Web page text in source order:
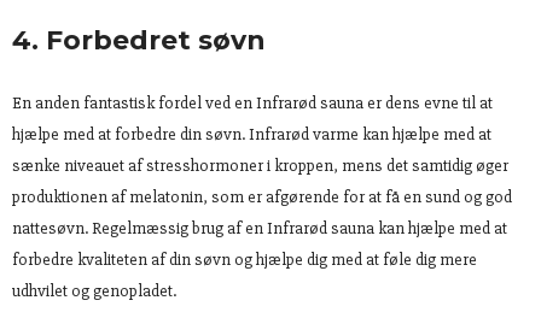
4. Forbedret søvn
En anden fantastisk fordel ved en Infrarød sauna er dens evne til at
hjælpe med at forbedre din søvn. Infrarød varme kan hjælpe med at
sænke niveauet af stresshormoner i kroppen, mens det samtidig øger
produktionen af melatonin, som er afgørende for at få en sund og god
nattesøvn. Regelmæssig brug af en Infrarød sauna kan hjælpe med at
forbedre kvaliteten af din søvn og hjælpe dig med at føle dig mere
udhvilet og genopladet.